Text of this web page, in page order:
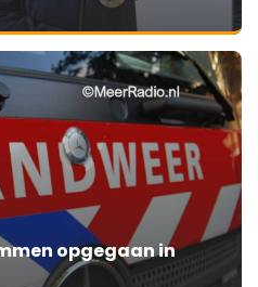
opgegaan in